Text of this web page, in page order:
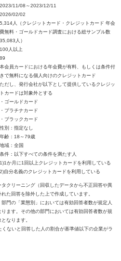
2023/11/08～2023/12/11
2026/02/02
5,314人（クレジットカード・クレジットカード 年会
費無料・ゴールドカード調査における総サンプル数
35,083人）
100人以上
89
本会員カードにおける年会費が有料、もしくは条件付
きで無料になる個人向けのクレジットカード
ただし、発行会社が以下として提供しているクレジッ
トカードは対象外とする
・ゴールドカード
・プラチナカード
・ブラックカード
性別：指定なし
年齢：18～79歳
地域：全国
条件：以下すべての条件を満たす人
1)1か月に1回以上クレジットカードを利用している
2)自分名義のクレジットカードを利用している
クリーニング（回収したデータから不正回答や異
た回答を除外した上で作成しています。
門の「業態別」においては有効回答者数が規定人
ます。その他の部門においては有効回答者数が規
なります。
ないと回答した人の割合が基準値以下の企業がラ